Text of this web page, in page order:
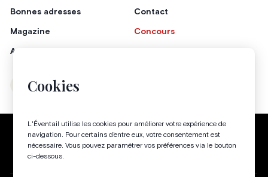
Cookies
L'Éventail utilise les cookies pour améliorer votre expérience de
navigation. Pour certains d’entre eux, votre consentement est
nécessaire. Vous pouvez paramétrer vos préférences via le bouton
ci-dessous.
Bonnes adresses
Magazine
Annonceurs
Contact
Concours
Instagram
Politique de confidentialité Conditions générales
Gestion des cookies